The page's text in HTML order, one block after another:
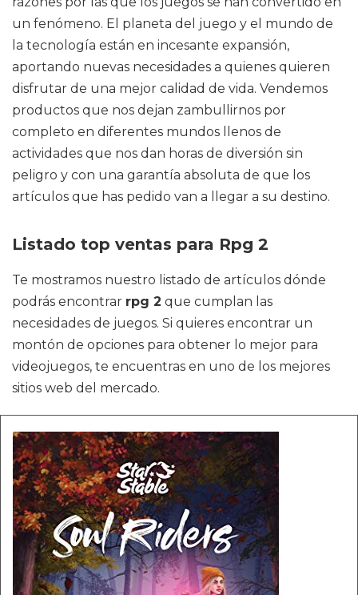
un fenómeno. El planeta del juego y el mundo de
la tecnología están en incesante expansión,
aportando nuevas necesidades a quienes quieren
disfrutar de una mejor calidad de vida. Vendemos
productos que nos dejan zambullirnos por
completo en diferentes mundos llenos de
actividades que nos dan horas de diversión sin
peligro y con una garantía absoluta de que los
artículos que has pedido van a llegar a su destino.
Listado top ventas para Rpg 2
Te mostramos nuestro listado de artículos dónde
podrás encontrar rpg 2 que cumplan las
necesidades de juegos. Si quieres encontrar un
montón de opciones para obtener lo mejor para
videojuegos, te encuentras en uno de los mejores
sitios web del mercado.